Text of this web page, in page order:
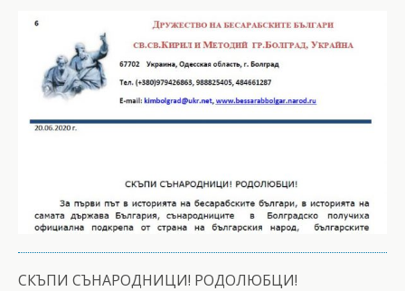
СКЪПИ СЪНАРОДНИЦИ! РОДОЛЮБЦИ!